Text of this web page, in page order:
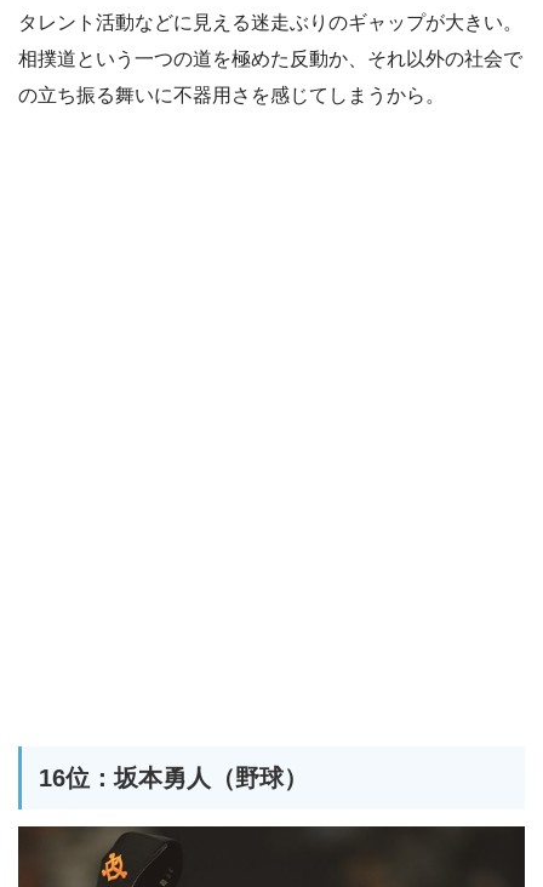
タレント活動などに見える迷走ぶりのギャップが大きい。
相撲道という一つの道を極めた反動か、それ以外の社会で
の立ち振る舞いに不器用さを感じてしまうから。
16位：坂本勇人（野球）